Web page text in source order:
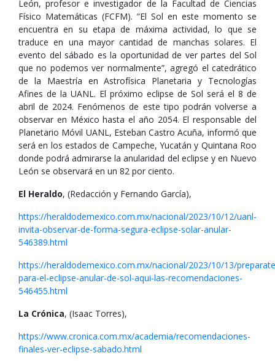
León, profesor e investigador de la Facultad de Ciencias
Físico Matemáticas (FCFM). “El Sol en este momento se
encuentra en su etapa de máxima actividad, lo que se
traduce en una mayor cantidad de manchas solares. El
evento del sábado es la oportunidad de ver partes del Sol
que no podemos ver normalmente”, agregó el catedrático
de la Maestría en Astrofísica Planetaria y Tecnologías
Afines de la UANL. El próximo eclipse de Sol será el 8 de
abril de 2024. Fenómenos de este tipo podrán volverse a
observar en México hasta el año 2054. El responsable del
Planetario Móvil UANL, Esteban Castro Acuña, informó que
será en los estados de Campeche, Yucatán y Quintana Roo
donde podrá admirarse la anularidad del eclipse y en Nuevo
León se observará en un 82 por ciento.
El Heraldo, (Redacción y Fernando García),
https://heraldodemexico.com.mx/nacional/2023/10/12/uanl-
invita-observar-de-forma-segura-eclipse-solar-anular-
546389.html
https://heraldodemexico.com.mx/nacional/2023/10/13/
para-el-eclipse-anular-de-sol-aqui-las-recomendaciones-
546455.html
La Crónica, (Isaac Torres),
https://www.cronica.com.mx/academia/recomendaciones-
finales-ver-eclipse-sabado.html